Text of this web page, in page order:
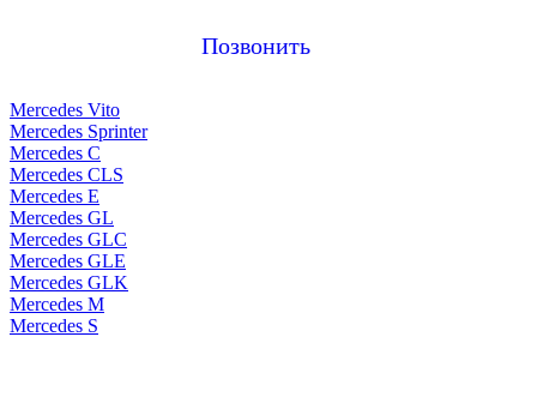
Позвонить
Mercedes Vito
Mercedes Sprinter
Mercedes C
Mercedes CLS
Mercedes E
Mercedes GL
Mercedes GLC
Mercedes GLE
Mercedes GLK
Mercedes M
Mercedes S